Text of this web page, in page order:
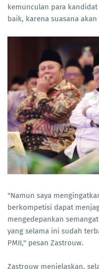
kemunculan para
baik, karena suasana
"Namun saya
berkompetisi dapat
mengedepankan
yang selama ini sudah
PMII," pesan Zastrouw.
Zastrouw menjelaskan,